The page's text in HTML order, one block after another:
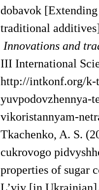
dobavok
traditional
Innovations and
ІІІ International
http://intkonf.org/k-
yuvpodovzhennya-
vikoristannyam-
Tkachenko, A. S.
cukrovogo
properties of sugar